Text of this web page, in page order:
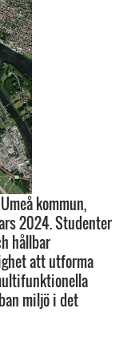
kommun,
2024. Studenter
hållbar
att utforma
miljö i det